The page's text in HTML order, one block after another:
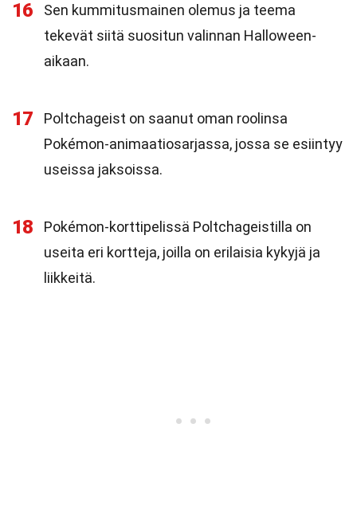
16
Sen kummitusmainen olemus ja teema
tekevät siitä suositun valinnan Halloween-
aikaan.
17
Poltchageist on saanut oman roolinsa
Pokémon-animaatiosarjassa, jossa se esiintyy
useissa jaksoissa.
18
Pokémon-korttipelissä Poltchageistilla on
useita eri kortteja, joilla on erilaisia kykyjä ja
liikkeitä.